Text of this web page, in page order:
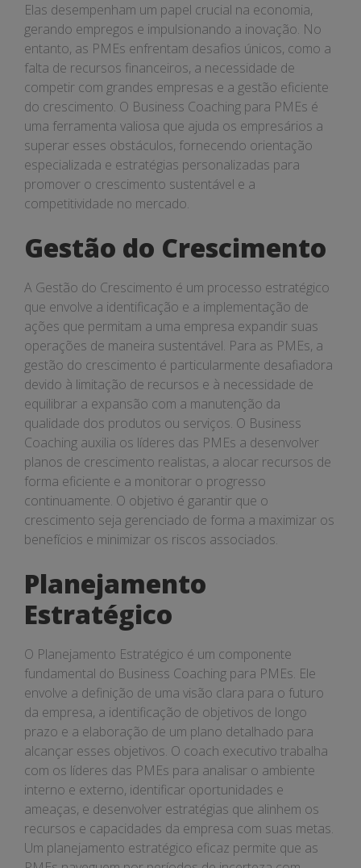
Elas desempenham um papel crucial na economia,
gerando empregos e impulsionando a inovação. No
entanto, as PMEs enfrentam desafios únicos, como a
falta de recursos financeiros, a necessidade de
competir com grandes empresas e a gestão eficiente
do crescimento. O Business Coaching para PMEs é
uma ferramenta valiosa que ajuda os empresários a
superar esses obstáculos, fornecendo orientação
especializada e estratégias personalizadas para
promover o crescimento sustentável e a
competitividade no mercado.
Gestão do Crescimento
A Gestão do Crescimento é um processo estratégico
que envolve a identificação e a implementação de
ações que permitam a uma empresa expandir suas
operações de maneira sustentável. Para as PMEs, a
gestão do crescimento é particularmente desafiadora
devido à limitação de recursos e à necessidade de
equilibrar a expansão com a manutenção da
qualidade dos produtos ou serviços. O Business
Coaching auxilia os líderes das PMEs a desenvolver
planos de crescimento realistas, a alocar recursos de
forma eficiente e a monitorar o progresso
continuamente. O objetivo é garantir que o
crescimento seja gerenciado de forma a maximizar os
benefícios e minimizar os riscos associados.
Planejamento
Estratégico
O Planejamento Estratégico é um componente
fundamental do Business Coaching para PMEs. Ele
envolve a definição de uma visão clara para o futuro
da empresa, a identificação de objetivos de longo
prazo e a elaboração de um plano detalhado para
alcançar esses objetivos. O coach executivo trabalha
com os líderes das PMEs para analisar o ambiente
interno e externo, identificar oportunidades e
ameaças, e desenvolver estratégias que alinhem os
recursos e capacidades da empresa com suas metas.
Um planejamento estratégico eficaz permite que as